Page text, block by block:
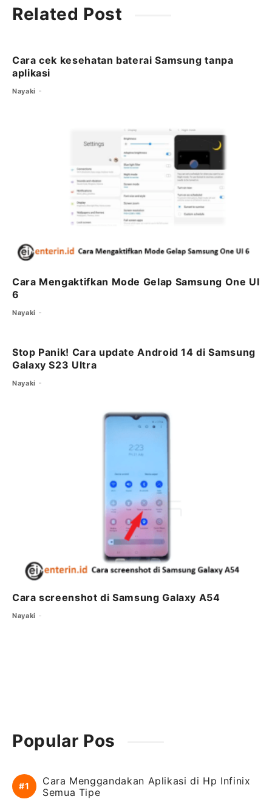
e
o
o
k
t
r
l
s
p m
Related Post
Cara cek kesehatan baterai Samsung tanpa
aplikasi
Nayaki
Cara Mengaktifkan Mode Gelap Samsung One UI
6
Nayaki
Stop Panik! Cara update Android 14 di Samsung
Galaxy S23 Ultra
Nayaki
Cara screenshot di Samsung Galaxy A54
Nayaki
Popular Pos
Cara Menggandakan Aplikasi di Hp Infinix
Semua Tipe